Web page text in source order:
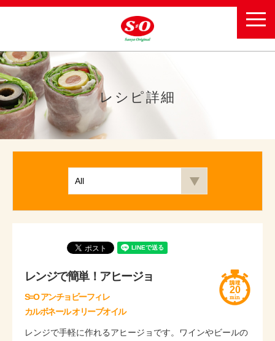
レシピ詳細
レンジで簡単！アヒージョ
S=O アンチョビーフィレ
カルボネール オリーブオイル
20
レンジで手軽に作れるアヒージョです。ワインやビールの